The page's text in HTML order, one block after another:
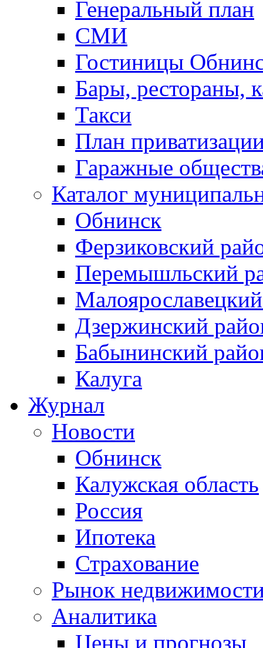
Генеральный план
СМИ
Гостиницы
Бары, рестораны,
Такси
План
Гаражные
Каталог
Обнинск
Ферзиковский
Перемышльский
Дзержинский
Бабынинский
Калуга
Журнал
Новости
Обнинск
Калужская область
Россия
Ипотека
Страхование
Рынок
Аналитика
Цены и прогнозы